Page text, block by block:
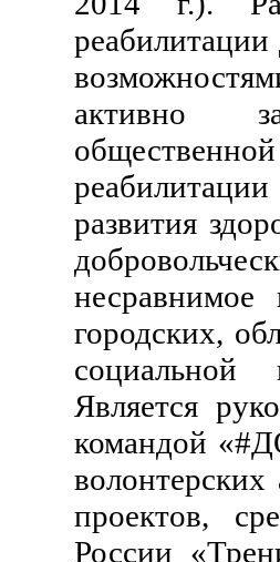
активно
развития
несравнимое
городских,
социальной
Является
командой
проектов,
России